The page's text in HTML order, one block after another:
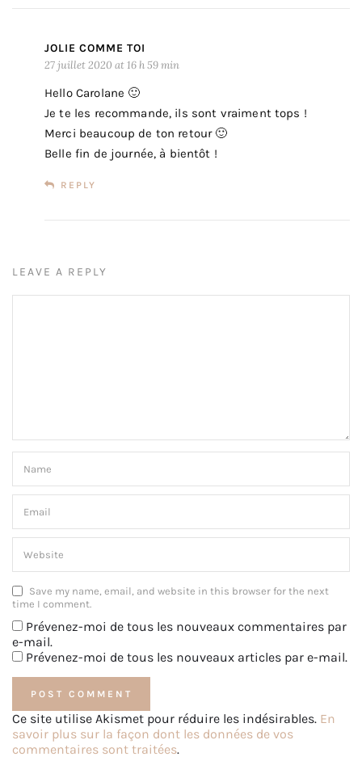
JOLIE COMME TOI
27 juillet 2020 at 16 h 59 min
Hello Carolane 🙂
Je te les recommande, ils sont vraiment tops !
Merci beaucoup de ton retour 🙂
Belle fin de journée, à bientôt !
REPLY
LEAVE A REPLY
Save my name, email, and website in this browser for the next
time I comment.
Prévenez-moi de tous les nouveaux commentaires par
e-mail.
Prévenez-moi de tous les nouveaux articles par e-mail.
Ce site utilise Akismet pour réduire les indésirables. En
savoir plus sur la façon dont les données de vos
commentaires sont traitées.